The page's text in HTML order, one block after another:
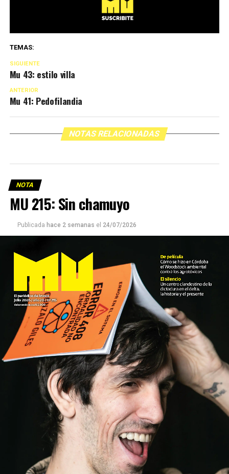
TEMAS:
SIGUIENTE
Mu 43: estilo villa
ANTERIOR
Mu 41: Pedofilandia
NOTAS RELACIONADAS
NOTA
MU 215: Sin chamuyo
Publicada hace 2 semanas el 24/07/2026